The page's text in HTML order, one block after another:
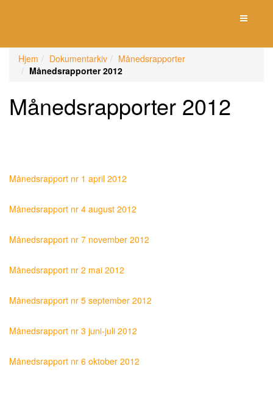
Toggle
Hjem Dokumentarkiv
Månedsrapporter
Månedsrapporter 2012
Månedsrapporter 2012
Månedsrapport nr 1 april 2012
Månedsrapport nr 4 august 2012
Månedsrapport nr 7 november 2012
Månedsrapport nr 2 mai 2012
Månedsrapport nr 5 september 2012
Månedsrapport nr 3 juni-juli 2012
Månedsrapport nr 6 oktober 2012